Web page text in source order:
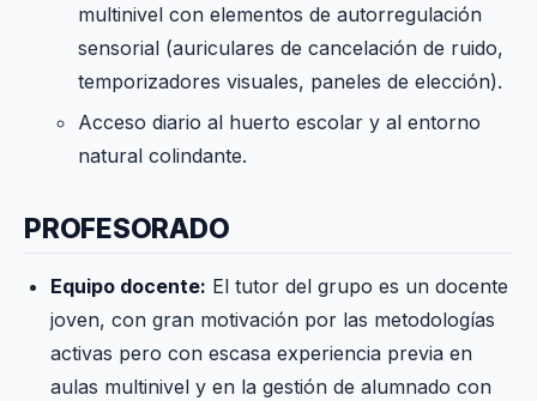
multinivel con elementos de autorregulación
sensorial (auriculares de cancelación de ruido,
temporizadores visuales, paneles de elección).
Acceso diario al huerto escolar y al entorno
natural colindante.
PROFESORADO
Equipo docente: El tutor del grupo es un docente
joven, con gran motivación por las metodologías
activas pero con escasa experiencia previa en
aulas multinivel y en la gestión de alumnado con